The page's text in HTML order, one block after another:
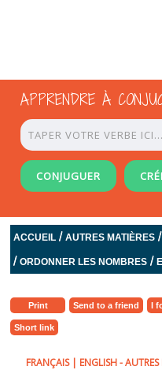
APPRENDRE À
CONJUGUER
ACCUEIL /AUTRES MATIÈRES
/ORDONNER LES NOMBRES /
Print Send to a friend I
Short link
FRANÇAIS| ENGLISH- AUTRES